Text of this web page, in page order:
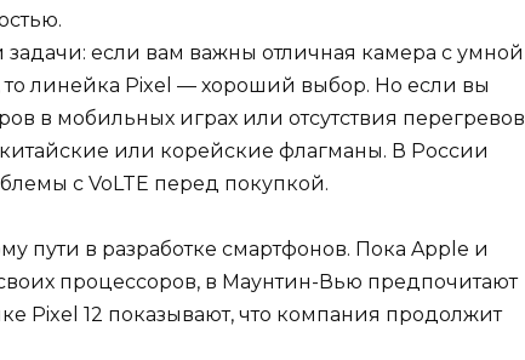
если вам важны отличная камера с умной
то линейка Pixel — хороший выбор. Но если вы
в мобильных играх или отсутствия перегревов
или корейские флагманы. В России
с VoLTE перед покупкой.
пути в разработке смартфонов. Пока Apple и
процессоров, в Маунтин-Вью предпочитают
Pixel 12 показывают, что компания продолжит